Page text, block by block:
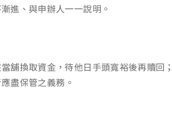
進、與申辦人一一說明。
舖換取資金，待他日手頭寬裕後再贖回
應盡保管之義務。